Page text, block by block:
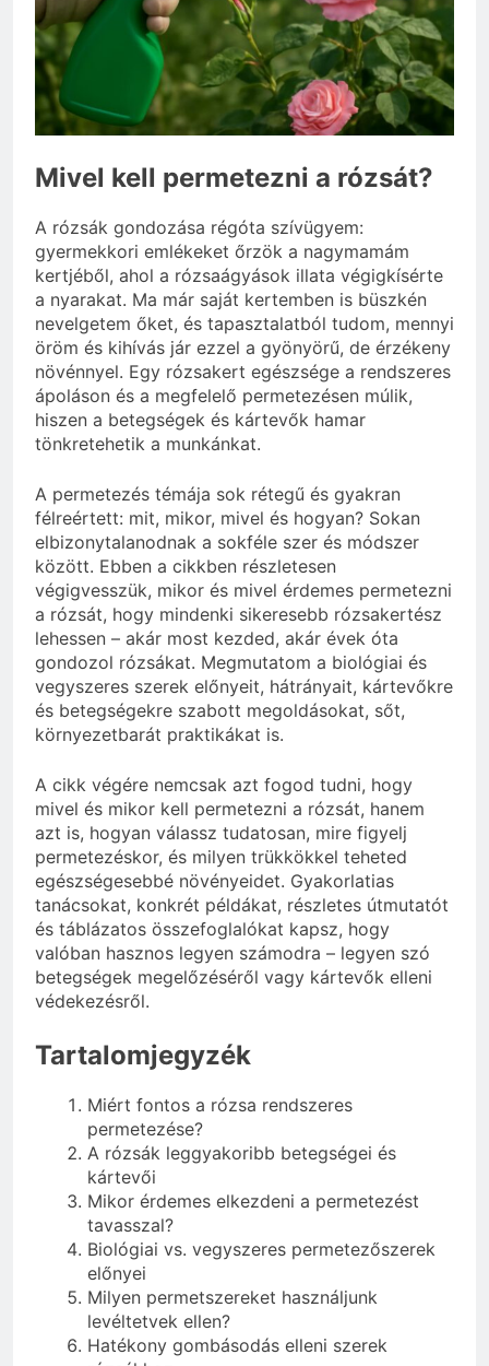
3 Nap Ezelőtt
Mennyi cement kell?
3 Nap Ezelőtt
Mivel kell permetezni a rózsát?
A rózsák gondozása régóta szívügyem:
gyermekkori emlékeket őrzök a nagymamám
kertjéből, ahol a rózsaágyások illata végigkísérte
a nyarakat. Ma már saját kertemben is büszkén
nevelgetem őket, és tapasztalatból tudom, mennyi
öröm és kihívás jár ezzel a gyönyörű, de érzékeny
növénnyel. Egy rózsakert egészsége a rendszeres
ápoláson és a megfelelő permetezésen múlik,
hiszen a betegségek és kártevők hamar
tönkretehetik a munkánkat.
A permetezés témája sok rétegű és gyakran
félreértett: mit, mikor, mivel és hogyan? Sokan
elbizonytalanodnak a sokféle szer és módszer
között. Ebben a cikkben részletesen
végigvesszük, mikor és mivel érdemes permetezni
a rózsát, hogy mindenki sikeresebb rózsakertész
lehessen – akár most kezded, akár évek óta
gondozol rózsákat. Megmutatom a biológiai és
vegyszeres szerek előnyeit, hátrányait, kártevőkre
és betegségekre szabott megoldásokat, sőt,
környezetbarát praktikákat is.
A cikk végére nemcsak azt fogod tudni, hogy
mivel és mikor kell permetezni a rózsát, hanem
azt is, hogyan válassz tudatosan, mire figyelj
permetezéskor, és milyen trükkökkel teheted
egészségesebbé növényeidet. Gyakorlatias
tanácsokat, konkrét példákat, részletes útmutatót
és táblázatos összefoglalókat kapsz, hogy
valóban hasznos legyen számodra – legyen szó
betegségek megelőzéséről vagy kártevők elleni
védekezésről.
Tartalomjegyzék
Miért fontos a rózsa rendszeres
permetezése?
A rózsák leggyakoribb betegségei és
kártevői
Mikor érdemes elkezdeni a permetezést
tavasszal?
Biológiai vs. vegyszeres permetezőszerek
előnyei
Milyen permetszereket használjunk
levéltetvek ellen?
Hatékony gombásodás elleni szerek